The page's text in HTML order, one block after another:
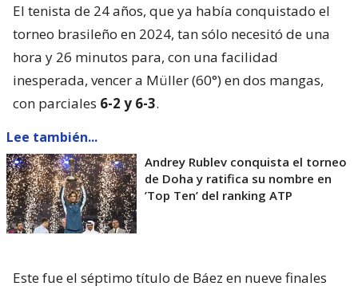
El tenista de 24 años, que ya había conquistado el
torneo brasileño en 2024, tan sólo necesitó de una
hora y 26 minutos para, con una facilidad
inesperada, vencer a Müller (60°) en dos mangas,
con parciales 6-2 y 6-3.
Lee también...
Andrey Rublev conquista el torneo
de Doha y ratifica su nombre en
’Top Ten’ del ranking ATP
Este fue el séptimo título de Báez en nueve finales